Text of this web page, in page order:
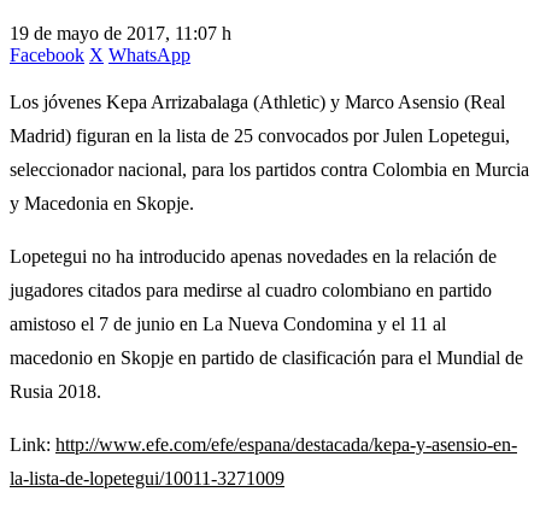
19 de mayo de 2017, 11:07 h
Facebook X WhatsApp
Los jóvenes Kepa Arrizabalaga (Athletic) y Marco Asensio (Real
Madrid) figuran en la lista de 25 convocados por Julen Lopetegui,
seleccionador nacional, para los partidos contra Colombia en Murcia
y Macedonia en Skopje.
Lopetegui no ha introducido apenas novedades en la relación de
jugadores citados para medirse al cuadro colombiano en partido
amistoso el 7 de junio en La Nueva Condomina y el 11 al
macedonio en Skopje en partido de clasificación para el Mundial de
Rusia 2018.
Link: http://www.efe.com/efe/espana/destacada/kepa-y-asensio-en-
la-lista-de-lopetegui/10011-3271009